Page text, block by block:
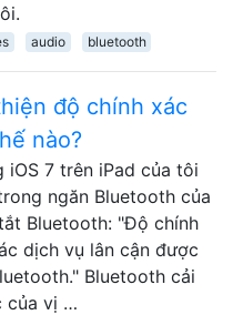
audio bluetooth
độ chính xác
nào?
iOS 7 trên iPad của tôi
ngăn Bluetooth của
Bluetooth: "Độ chính
dịch vụ lân cận được
Bluetooth cải
của vị …